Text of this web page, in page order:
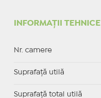
INFORMAȚII TEHNICE
Nr. camere
Suprafaţă utilă
Suprafaţă total utilă